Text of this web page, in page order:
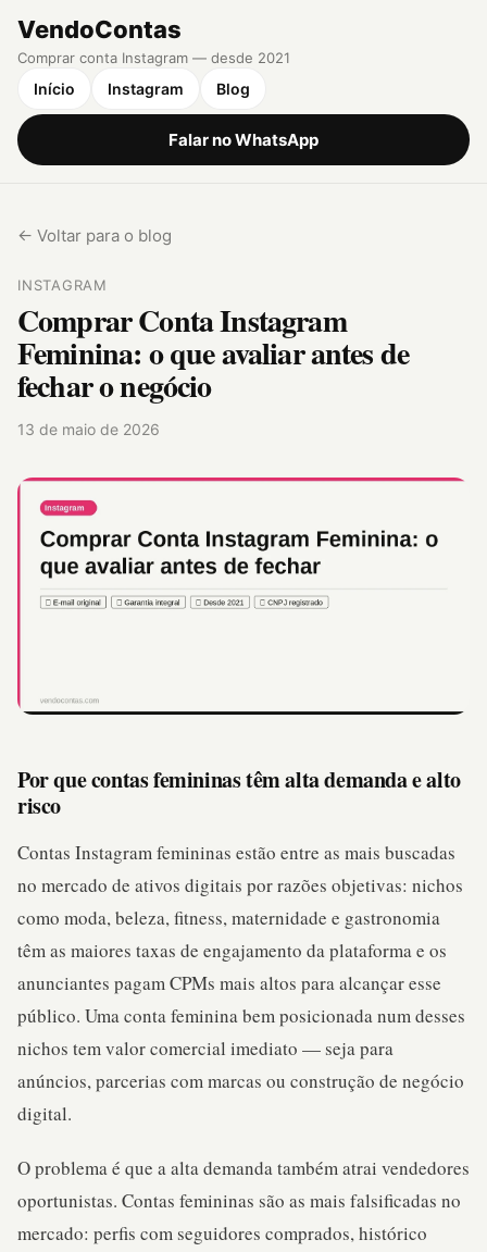
VendoContas
Comprar conta Instagram — desde 2021
Início Instagram Blog
Falar no WhatsApp
← Voltar para o blog
INSTAGRAM
Comprar Conta Instagram
Feminina: o que avaliar antes de
fechar o negócio
13 de maio de 2026
Por que contas femininas têm alta demanda e alto
risco
Contas Instagram femininas estão entre as mais buscadas
no mercado de ativos digitais por razões objetivas: nichos
como moda, beleza, fitness, maternidade e gastronomia
têm as maiores taxas de engajamento da plataforma e os
anunciantes pagam CPMs mais altos para alcançar esse
público. Uma conta feminina bem posicionada num desses
nichos tem valor comercial imediato — seja para
anúncios, parcerias com marcas ou construção de negócio
digital.
O problema é que a alta demanda também atrai vendedores
oportunistas. Contas femininas são as mais falsificadas no
mercado: perfis com seguidores comprados, histórico